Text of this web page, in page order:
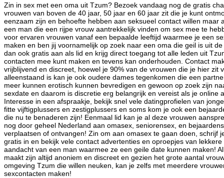
Zin in sex met een oma uit Tzum? Bezoek vandaag nog de gratis
vrouwen van boven de 40 jaar, 50 jaar en 60 jaar zit die je kunt
eenzaam zijn en behoefte hebben aan seksueel contact willen maar
een man die een rijpe vrouw aantrekkelijk vinden om sex mee te
voor ervaren vrouwen vanaf een bepaalde leeftijd waarmee je een
maken en ben jij voornamelijk op zoek naar een oma die geil is uit
dan ook gratis aan als lid en krijg direct toegang tot alle leden uit
contacten mee kunt maken en tevens kan onderhouden. Contact
vrijblijvend en discreet, hoewel je 90% van de vrouwen die je hier zit
alleenstaand is kan je ook oudere dames tegenkomen die een
meer kunnen erotisch kunnen bevredigen en gewoon op zoek zijn
sexdate en daarom is discretie erg belangrijk en vereist als je online
Interesse in een afspraakje, bekijk snel vele datingprofielen van
fitte vijftigplussers en zestigplussers en soms kom je ook een
die nu te benaderen zijn! Eenmaal lid kan je al deze vrouwen
nog door geheel Nederland aan omasex, seniorensex, en
verplaatsen of ontvangen! Zin om aan omasex te gaan doen, schrijf
gratis in en bekijk vele contact advertenties en oproepjes van
aandacht van een man waarmee ze een geile date kunnen maken!
maakt zijn altijd anoniem en discreet en gezien het grote aantal
omgeving Tzum die willen neuken, kan je zelfs met meerdere
sexcontacten maken!